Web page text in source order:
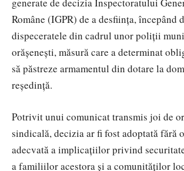
Române (IGPR) de a desființa, începând
dispeceratele din cadrul unor poliții
orășenești, măsură care a determinat
să păstreze armamentul din dotare la
reședință.
Potrivit unui comunicat transmis joi de
sindicală, decizia ar fi fost adoptată fără
adecvată a implicațiilor privind
a familiilor acestora și a comunităților